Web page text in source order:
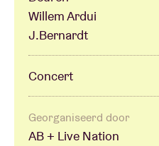
Contact
Willem Ardui
J.Bernardt
Concert
Georganiseerd door
AB + Live Nation